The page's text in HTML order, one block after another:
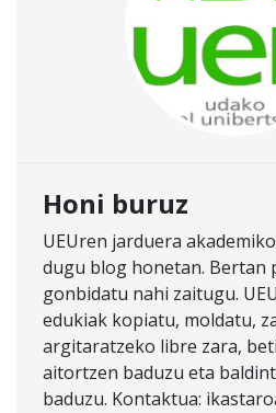
Honi buruz
UEUren jarduera
dugu blog honetan. Bertan
gonbidatu nahi zaitugu.
edukiak kopiatu, moldatu,
argitaratzeko libre zara,
aitortzen baduzu eta
baduzu. Kontaktua: